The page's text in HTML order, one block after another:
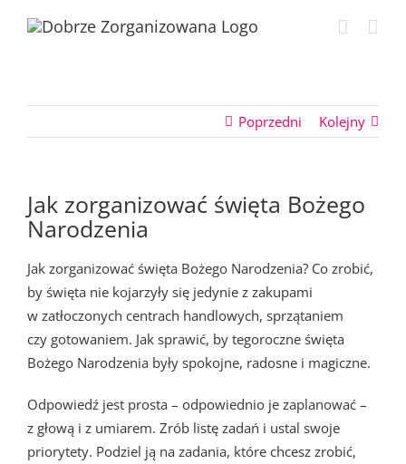
Poprzedni Kolejny
Jak zorganizować święta Bożego
Narodzenia
Jak zorganizować święta Bożego Narodzenia? Co zrobić,
by święta nie kojarzyły się jedynie z zakupami
w zatłoczonych centrach handlowych, sprzątaniem
czy gotowaniem. Jak sprawić, by tegoroczne święta
Bożego Narodzenia były spokojne, radosne i magiczne.
Odpowiedź jest prosta – odpowiednio je zaplanować –
z głową i z umiarem. Zrób listę zadań i ustal swoje
priorytety. Podziel ją na zadania, które chcesz zrobić,